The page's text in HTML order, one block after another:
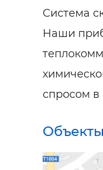
Система
Наши
спросом
Объекты